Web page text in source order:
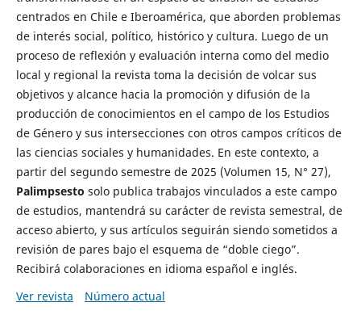
centrados en Chile e Iberoamérica, que aborden problemas
de interés social, político, histórico y cultura. Luego de un
proceso de reflexión y evaluación interna como del medio
local y regional la revista toma la decisión de volcar sus
objetivos y alcance hacia la promoción y difusión de la
producción de conocimientos en el campo de los Estudios
de Género y sus intersecciones con otros campos críticos de
las ciencias sociales y humanidades. En este contexto, a
partir del segundo semestre de 2025 (Volumen 15, N° 27),
Palimpsesto solo publica trabajos vinculados a este campo
de estudios, mantendrá su carácter de revista semestral, de
acceso abierto, y sus artículos seguirán siendo sometidos a
revisión de pares bajo el esquema de “doble ciego”.
Recibirá colaboraciones en idioma español e inglés.
Ver revista
Número actual